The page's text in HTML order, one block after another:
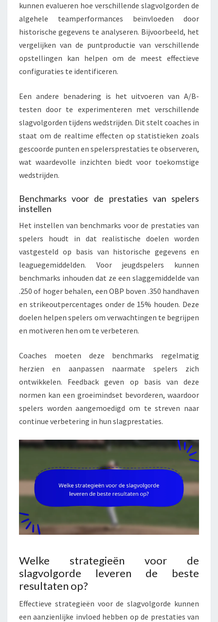
kunnen evalueren hoe verschillende slagvolgorden de
algehele teamperformances beïnvloeden door
historische gegevens te analyseren. Bijvoorbeeld, het
vergelijken van de puntproductie van verschillende
opstellingen kan helpen om de meest effectieve
configuraties te identificeren.
Een andere benadering is het uitvoeren van A/B-
testen door te experimenteren met verschillende
slagvolgorden tijdens wedstrijden. Dit stelt coaches in
staat om de realtime effecten op statistieken zoals
gescoorde punten en spelersprestaties te observeren,
wat waardevolle inzichten biedt voor toekomstige
wedstrijden.
Benchmarks voor de prestaties van spelers
instellen
Het instellen van benchmarks voor de prestaties van
spelers houdt in dat realistische doelen worden
vastgesteld op basis van historische gegevens en
leaguegemiddelden. Voor jeugdspelers kunnen
benchmarks inhouden dat ze een slaggemiddelde van
.250 of hoger behalen, een OBP boven .350 handhaven
en strikeoutpercentages onder de 15% houden. Deze
doelen helpen spelers om verwachtingen te begrijpen
en motiveren hen om te verbeteren.
Coaches moeten deze benchmarks regelmatig
herzien en aanpassen naarmate spelers zich
ontwikkelen. Feedback geven op basis van deze
normen kan een groeimindset bevorderen, waardoor
spelers worden aangemoedigd om te streven naar
continue verbetering in hun slagprestaties.
Welke strategieën voor de
slagvolgorde leveren de beste
resultaten op?
Effectieve strategieën voor de slagvolgorde kunnen
een aanzienlijke invloed hebben op de prestaties van